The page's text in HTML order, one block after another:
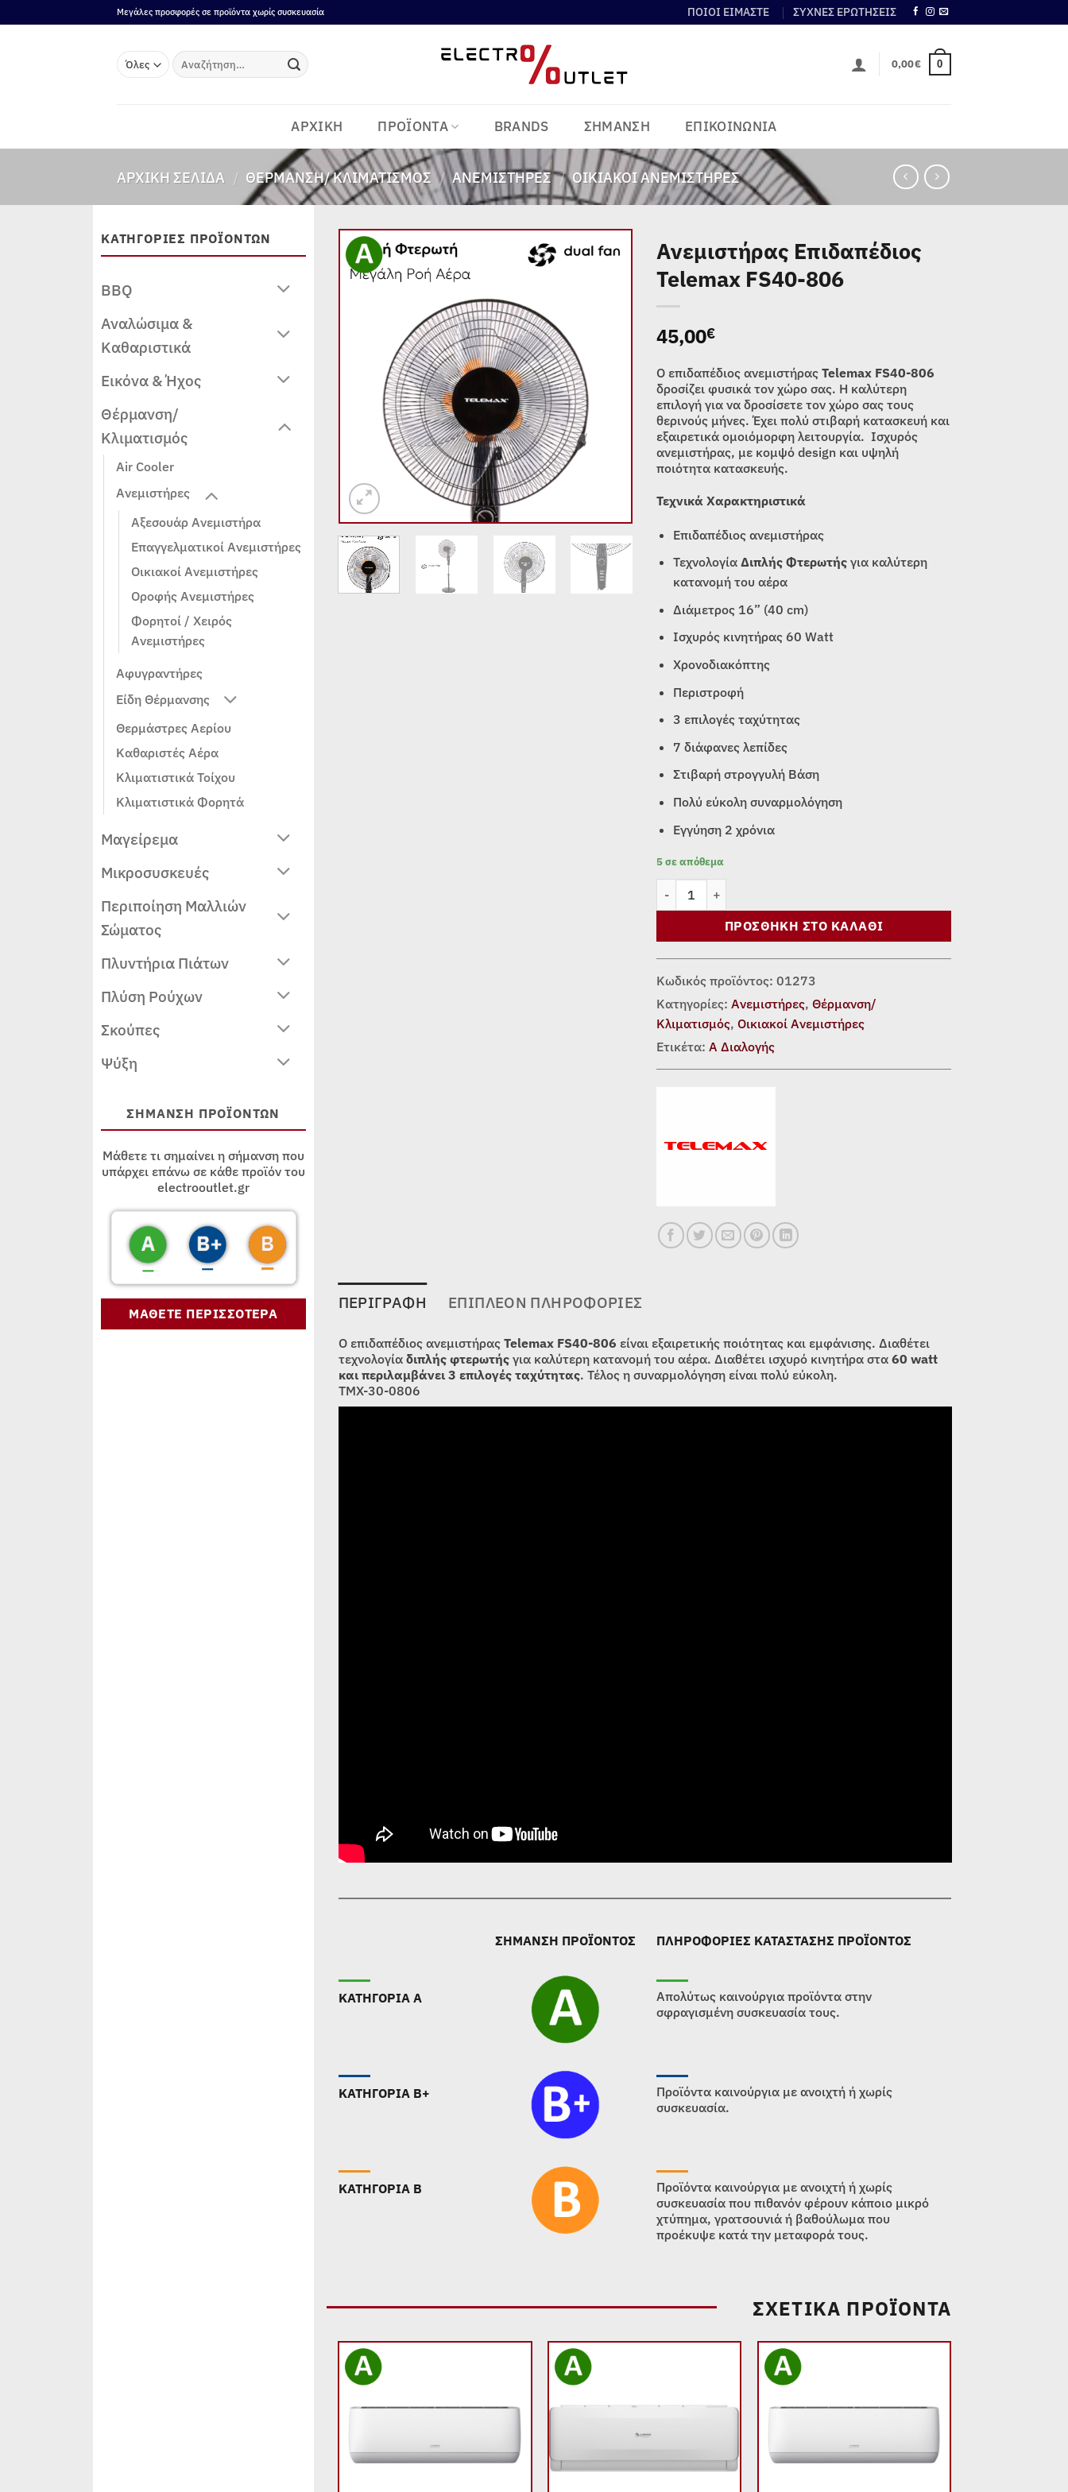
στο
Μεγάλες προσφορές σε προϊόντα χωρίς συσκευασία ΠΟΙΟΙ ΕΙΜΑΣΤΕ ΣΥΧΝΕΣ ΕΡΩΤΗΣΕΙΣ
Αναζήτηση
για:
0,00€ 0
ΑΡΧΙΚΗ ΠΡΟΪΟΝΤΑ BRANDS ΣΗΜΑΝΣΗ ΕΠΙΚΟΙΝΩΝΙΑ
ΑΡΧΙΚΉ ΣΕΛΊΔΑ / ΘΈΡΜΑΝΣΗ/ ΚΛΙΜΑΤΙΣΜΌΣ / ΑΝΕΜΙΣΤΉΡΕΣ / ΟΙΚΙΑΚΟΊ ΑΝΕΜΙΣΤΉΡΕΣ
ΚΑΤΗΓΟΡΙΕΣ ΠΡΟΪΟΝΤΩΝ
BBQ
Αναλώσιμα &
Καθαριστικά
Εικόνα & Ήχος
Θέρμανση/
Κλιματισμός
Air Cooler
Ανεμιστήρες
Αξεσουάρ Ανεμιστήρα
Επαγγελματικοί Ανεμιστήρες
Οικιακοί Ανεμιστήρες
Οροφής Ανεμιστήρες
Φορητοί / Χειρός
Ανεμιστήρες
Αφυγραντήρες
Είδη Θέρμανσης
Θερμάστρες Αερίου
Καθαριστές Αέρα
Κλιματιστικά Τοίχου
Κλιματιστικά Φορητά
Μαγείρεμα
Μικροσυσκευές
Περιποίηση Μαλλιών
Σώματος
Πλυντήρια Πιάτων
Πλύση Ρούχων
Σκούπες
Ψύξη
ΣΗΜΑΝΣΗ ΠΡΟΪΟΝΤΩΝ
Μάθετε τι σημαίνει η σήμανση που
υπάρχει επάνω σε κάθε προϊόν του
electrooutlet.gr
ΜΑΘΕΤΕ ΠΕΡΙΣΣΟΤΕΡΑ
Ανεμιστήρας Επιδαπέδιος
Telemax FS40-806
45,00€
Ο επιδαπέδιος ανεμιστήραςTelemax FS40-806
δροσίζει φυσικά τον χώρο σας. Η καλύτερη
επιλογή για να δροσίσετε τον χώρο σας τους
θερινούς μήνες. Έχει πολύ στιβαρή κατασκευή και
εξαιρετικά ομοιόμορφη λειτουργία. Ισχυρός
ανεμιστήρας, με κομψό design και υψηλή
ποιότητα κατασκευής.
Τεχνικά Χαρακτηριστικά
Επιδαπέδιος ανεμιστήρας
ΤεχνολογίαΔιπλής Φτερωτής για καλύτερη
κατανομή του αέρα
Διάμετρος 16” (40 cm)
Ισχυρός κινητήρας 60 Watt
Χρονοδιακόπτης
Περιστροφή
3 επιλογές ταχύτητας
7 διάφανες λεπίδες
Στιβαρή στρογγυλή Βάση
Πολύ εύκολη συναρμολόγηση
Εγγύηση 2 χρόνια
5 σε απόθεμα
Ανεμιστήρας Επιδαπέδιος Telemax FS40-806 ποσότητα
ΠΡΟΣΘΉΚΗ ΣΤΟ ΚΑΛΆΘΙ
Κωδικός προϊόντος:01273
Κατηγορίες:Ανεμιστήρες,Θέρμανση/
Κλιματισμός,Οικιακοί Ανεμιστήρες
Ετικέτα:Α Διαλογής
ΠΕΡΙΓΡΑΦΉ ΕΠΙΠΛΈΟΝ ΠΛΗΡΟΦΟΡΊΕΣ
Ο επιδαπέδιος ανεμιστήρας Telemax FS40-806 είναι εξαιρετικής ποιότητας και εμφάνισης. Διαθέτει
τεχνολογίαδιπλής φτερωτήςγια καλύτερη κατανομή του αέρα. Διαθέτει ισχυρό κινητήρα στα 60 watt
και περιλαμβάνει 3 επιλογές ταχύτητας. Τέλος η συναρμολόγηση είναι πολύ εύκολη.
TMX-30-0806
ΣΗΜΑΝΣΗ ΠΡΟΪΟΝΤΟΣ ΠΛΗΡΟΦΟΡΙΕΣ ΚΑΤΑΣΤΑΣΗΣ ΠΡΟΪΟΝΤΟΣ
ΚΑΤΗΓΟΡΙΑ Α
Απολύτως καινούργια προϊόντα στην
σφραγισμένη συσκευασία τους.
ΚΑΤΗΓΟΡΙΑ B+
Προϊόντα καινούργια με ανοιχτή ή χωρίς
συσκευασία.
ΚΑΤΗΓΟΡΙΑ B
Προϊόντα καινούργια με ανοιχτή ή χωρίς
συσκευασία που πιθανόν φέρουν κάποιο μικρό
χτύπημα, γρατσουνιά ή βαθούλωμα που
προέκυψε κατά την μεταφορά τους.
ΣΧΕΤΙΚΆ ΠΡΟΪΌΝΤΑ